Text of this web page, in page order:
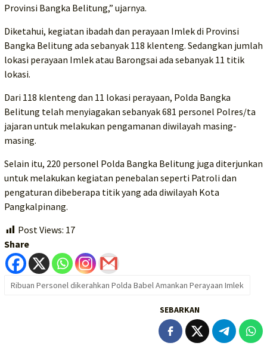
Provinsi Bangka Belitung,” ujarnya.
Diketahui, kegiatan ibadah dan perayaan Imlek di Provinsi
Bangka Belitung ada sebanyak 118 klenteng. Sedangkan jumlah
lokasi perayaan Imlek atau Barongsai ada sebanyak 11 titik
lokasi.
Dari 118 klenteng dan 11 lokasi perayaan, Polda Bangka
Belitung telah menyiagakan sebanyak 681 personel Polres/ta
jajaran untuk melakukan pengamanan diwilayah masing-
masing.
Selain itu, 220 personel Polda Bangka Belitung juga diterjunkan
untuk melakukan kegiatan penebalan seperti Patroli dan
pengaturan dibeberapa titik yang ada diwilayah Kota
Pangkalpinang.
Post Views: 17
Share
Ribuan Personel dikerahkan Polda Babel Amankan Perayaan Imlek
SEBARKAN